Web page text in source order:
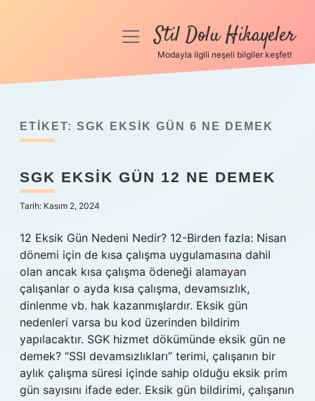
Anasayfa
Yasal Uyarı
Hakkımızda
menüyüStil Dolu Hikayeler
Modayla ilgili neşeli bilgiler keşfet!
ETIKET: SGK EKSIK GÜN 6 NE DEMEK
SGK EKSIK GÜN 12 NE DEMEK
Tarih: Kasım 2, 2024
12 Eksik Gün Nedeni Nedir? 12-Birden fazla: Nisan
dönemi için de kısa çalışma uygulamasına dahil
olan ancak kısa çalışma ödeneği alamayan
çalışanlar o ayda kısa çalışma, devamsızlık,
dinlenme vb. hak kazanmışlardır. Eksik gün
nedenleri varsa bu kod üzerinden bildirim
yapılacaktır. SGK hizmet dökümünde eksik gün ne
demek? “SSI devamsızlıkları” terimi, çalışanın bir
aylık çalışma süresi içinde sahip olduğu eksik prim
gün sayısını ifade eder. Eksik gün bildirimi, çalışanın